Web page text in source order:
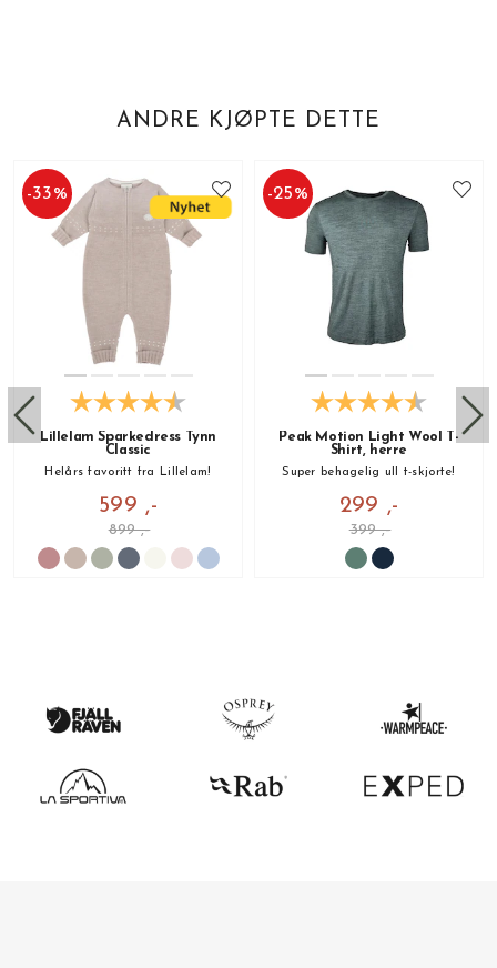
ANDRE KJØPTE DETTE
-33%
Lillelam Sparkedress Tynn
Classic
Helårs favoritt fra Lillelam!
599 ,-
899 ,-
-25%
Peak Motion Light Wool T-
Shirt, herre
Super behagelig ull t-skjorte!
299 ,-
399 ,-